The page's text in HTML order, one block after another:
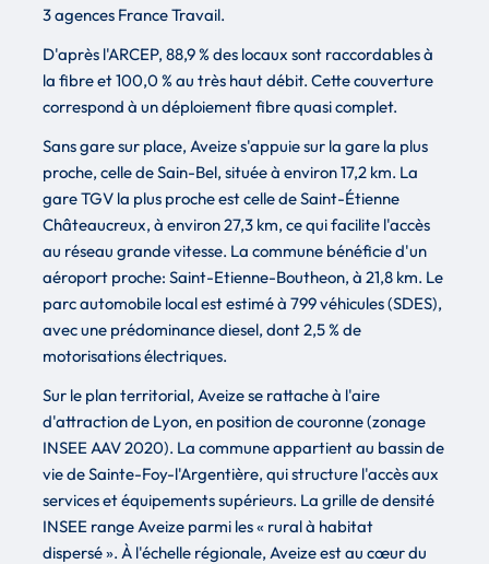
3 agences France Travail.
D'après l'ARCEP, 88,9 % des locaux sont raccordables à
la fibre et 100,0 % au très haut débit. Cette couverture
correspond à un déploiement fibre quasi complet.
Sans gare sur place, Aveize s'appuie sur la gare la plus
proche, celle de Sain-Bel, située à environ 17,2 km. La
gare TGV la plus proche est celle de Saint-Étienne
Châteaucreux, à environ 27,3 km, ce qui facilite l'accès
au réseau grande vitesse. La commune bénéficie d'un
aéroport proche: Saint-Etienne-Boutheon, à 21,8 km. Le
parc automobile local est estimé à 799 véhicules (SDES),
avec une prédominance diesel, dont 2,5 % de
motorisations électriques.
Sur le plan territorial, Aveize se rattache à l'aire
d'attraction de Lyon, en position de couronne (zonage
INSEE AAV 2020). La commune appartient au bassin de
vie de Sainte-Foy-l'Argentière, qui structure l'accès aux
services et équipements supérieurs. La grille de densité
INSEE range Aveize parmi les « rural à habitat
dispersé ». À l'échelle régionale, Aveize est au cœur du